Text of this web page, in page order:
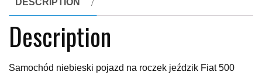
DESCRIPTION
Description
Samochód niebieski pojazd na roczek jeździk Fiat 500